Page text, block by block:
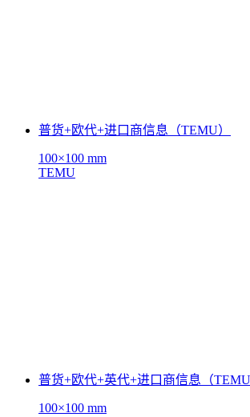
普货+欧代+进口商信息（TEMU）
100×100 mm
TEMU
普货+欧代+英代+进口商信息（TEMU
100×100 mm